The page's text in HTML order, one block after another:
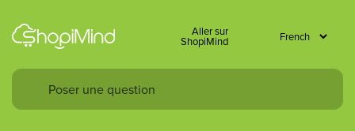
Aller sur
ShopiMind